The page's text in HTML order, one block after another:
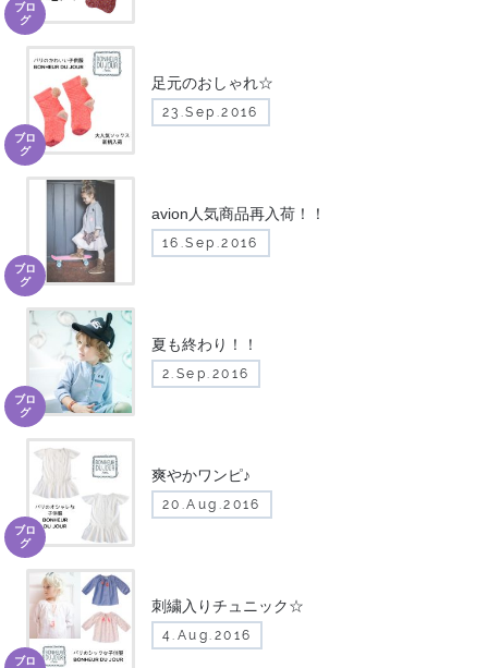
ブロ
グ
足元のおしゃれ☆
23.Sep.2016
ブロ
グ
avion人気商品再入荷！！
16.Sep.2016
ブロ
グ
夏も終わり！！
2.Sep.2016
ブロ
グ
爽やかワンピ♪
20.Aug.2016
ブロ
グ
刺繍入りチュニック☆
4.Aug.2016
ブロ